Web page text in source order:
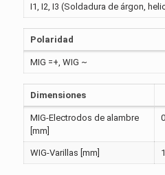
I1, I2, I3 (Soldadura de árgon,
Polaridad
MIG =+, WIG ~
Dimensiones
MIG-Electrodos de alambre
[mm]
WIG-Varillas [mm]